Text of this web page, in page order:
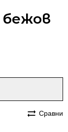
бежов
Сравни